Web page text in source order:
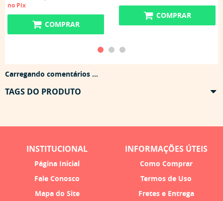
no Pix
COMPRAR
COMPRAR
Carregando comentários ...
TAGS DO PRODUTO
INSTITUCIONAL
Página Inicial
Fale Conosco
Mapa do Site
INFORMAÇÕES ÚTEIS
Como Comprar
Termos de Uso
Fretes e Entrega